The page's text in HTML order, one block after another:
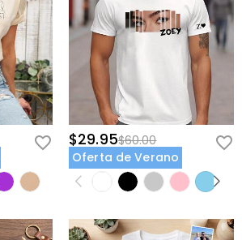
$29.95$60.00
Oferta de Verano